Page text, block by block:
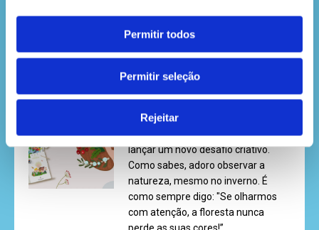
Permitir todos
Permitir seleção
Rejeitar
PASSATEMPO LANÇAMENTO –
PALETA DE CORES DA NATUREZA
Olá, pequeno artista da floresta!
Estou muito entusiasmado para te
lançar um novo desafio criativo.
Como sabes, adoro observar a
natureza, mesmo no inverno. É
como sempre digo: "Se olharmos
com atenção, a floresta nunca